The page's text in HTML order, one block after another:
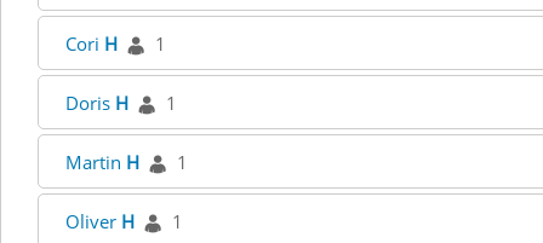
Cori H 1
Doris H 1
Martin H 1
Oliver H 1